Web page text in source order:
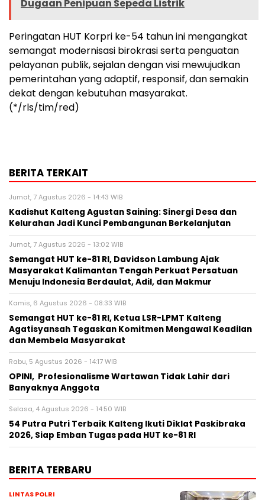
Dugaan Penipuan Sepeda Listrik
Peringatan HUT Korpri ke-54 tahun ini mengangkat
semangat modernisasi birokrasi serta penguatan
pelayanan publik, sejalan dengan visi mewujudkan
pemerintahan yang adaptif, responsif, dan semakin
dekat dengan kebutuhan masyarakat.
(*/rls/tim/red)
BERITA TERKAIT
Jumat, 7 Agustus 2026 - 14:43 WIB
Kadishut Kalteng Agustan Saining: Sinergi Desa dan
Kelurahan Jadi Kunci Pembangunan Berkelanjutan
Jumat, 7 Agustus 2026 - 13:02 WIB
Semangat HUT ke-81 RI, Davidson Lambung Ajak
Masyarakat Kalimantan Tengah Perkuat Persatuan
Menuju Indonesia Berdaulat, Adil, dan Makmur
Kamis, 6 Agustus 2026 - 08:33 WIB
Semangat HUT ke-81 RI, Ketua LSR-LPMT Kalteng
Agatisyansah Tegaskan Komitmen Mengawal Keadilan
dan Membela Masyarakat
Rabu, 5 Agustus 2026 - 14:17 WIB
OPINI, Profesionalisme Wartawan Tidak Lahir dari
Banyaknya Anggota
Selasa, 4 Agustus 2026 - 14:50 WIB
54 Putra Putri Terbaik Kalteng Ikuti Diklat Paskibraka
2026, Siap Emban Tugas pada HUT ke-81 RI
BERITA TERBARU
LINTAS POLRI